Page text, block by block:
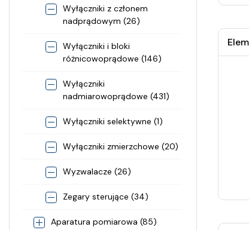
Wyłączniki z członem
nadprądowym (26)
Wyłączniki i bloki
różnicowoprądowe (146)
Wyłączniki
nadmiarowoprądowe (431)
Wyłączniki selektywne (1)
Wyłączniki zmierzchowe (20)
Wyzwalacze (26)
Zegary sterujące (34)
Aparatura pomiarowa (85)